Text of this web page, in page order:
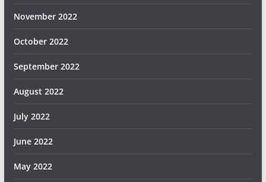
November 2022
October 2022
September 2022
August 2022
July 2022
June 2022
May 2022